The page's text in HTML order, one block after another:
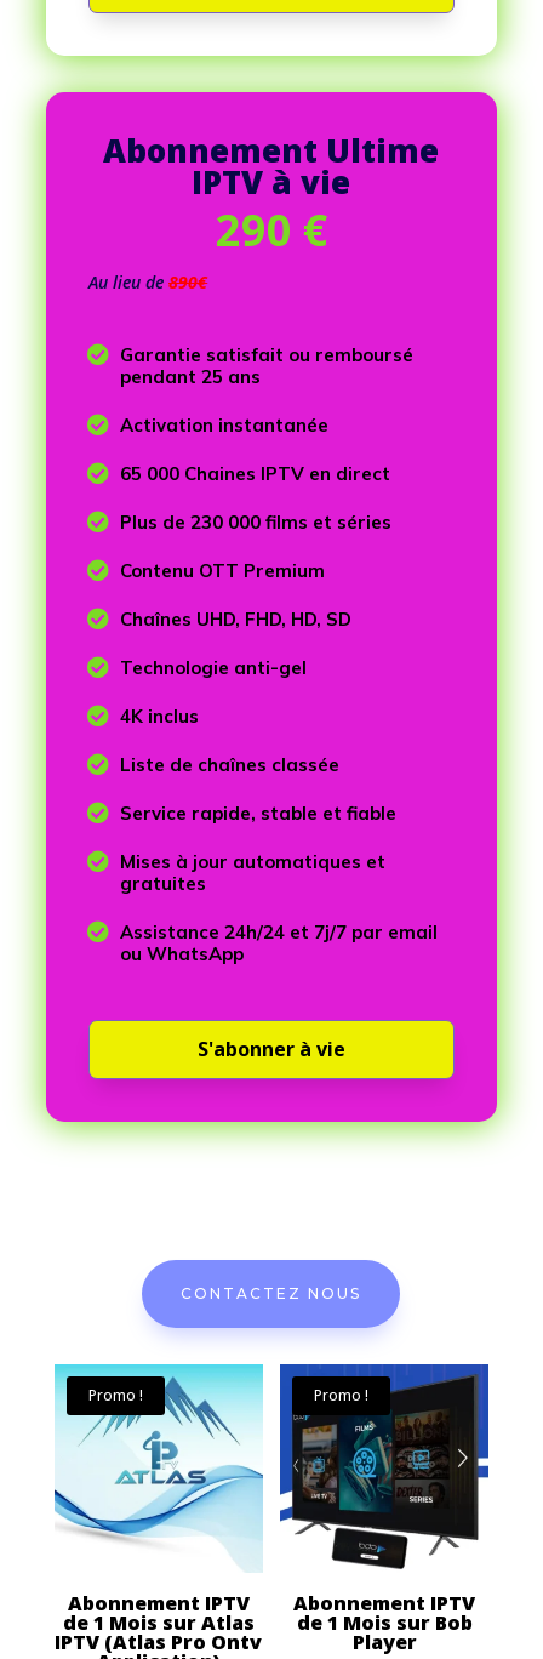
Abonnement Ultime
IPTV à vie
290 €
Au lieu de890€
 Garantie satisfait ou remboursé
pendant 25 ans
 Activation instantanée
 65 000 Chaines IPTV en direct
 Plus de 230 000 films et séries
 Contenu OTT Premium
 Chaînes UHD, FHD, HD, SD
 Technologie anti-gel
 4K inclus
 Liste de chaînes classée
 Service rapide, stable et fiable
 Mises à jour automatiques et
gratuites
 Assistance 24h/24 et 7j/7 par email
ou WhatsApp
S'abonner à vie
CONTACTEZ NOUS
Promo !
Abonnement IPTV
de 1 Mois sur Atlas
IPTV (Atlas Pro Ontv
Promo !
Abonnement IPTV
de 1 Mois sur Bob
Player